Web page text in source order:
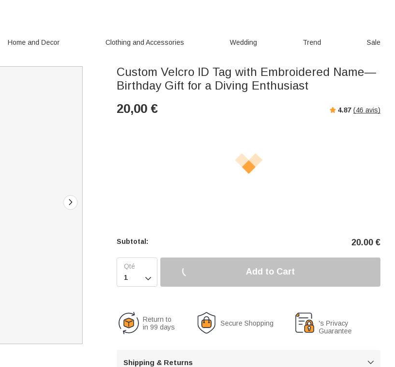
Home and Decor Clothing and Accessories Wedding Trend Sale
Custom Velcro ID Tag with Embroidered Name—
Birthday Gift for a Diving Enthusiast
20,00 € 4.87 (46 avis)
Subtotal: 20.00 €

Add to Cart
Return to
in 99 days
Secure Shopping
's Privacy
Guarantee
Shipping & Returns 